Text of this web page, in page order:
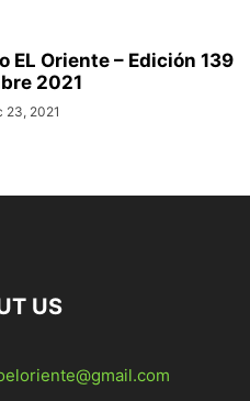
EL Oriente – Edición 139
2021
23, 2021
US